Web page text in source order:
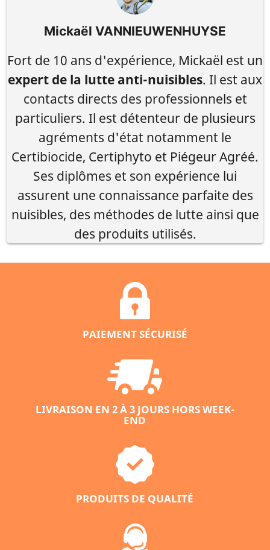
Mickaël VANNIEUWENHUYSE
Fort de 10 ans d'expérience, Mickaël est un
expert de la lutte anti-nuisibles. Il est aux
contacts directs des professionnels et
particuliers. Il est détenteur de plusieurs
agréments d'état notamment le
Certibiocide, Certiphyto et Piégeur Agréé.
Ses diplômes et son expérience lui
assurent une connaissance parfaite des
nuisibles, des méthodes de lutte ainsi que
des produits utilisés.
PAIEMENT SÉCURISÉ
LIVRAISON EN 2 À 3 JOURS HORS WEEK-
END
PRODUITS DE QUALITÉ